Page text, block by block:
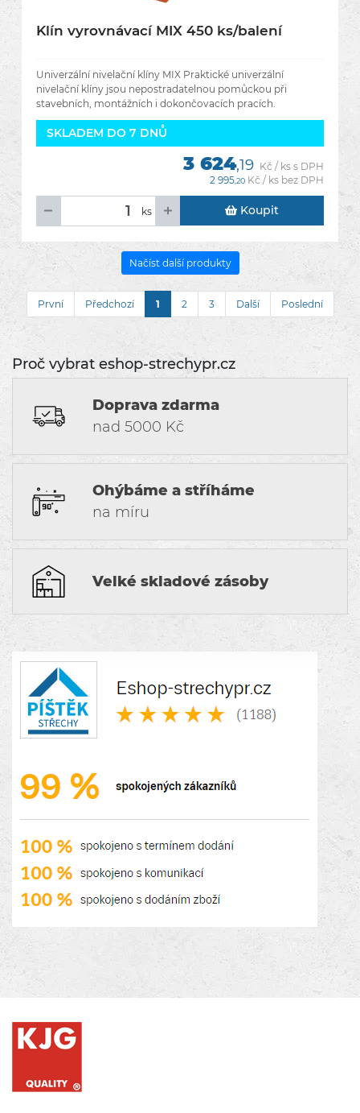
Proč vybrat eshop-strechypr.cz
Doprava zdarma
nad 5000 Kč
Ohýbáme a stříháme
na míru
Velké skladové zásoby
Klín vyrovnávací MIX 450 ks/balení
Univerzální nivelační klíny MIX Praktické univerzální
nivelační klíny jsou nepostradatelnou pomůckou při
stavebních, montážních i dokončovacích pracích.
Umožňují rychlé a
SKLADEM DO 7 DNŮ
3 624,19 Kč / ks s DPH
2 995,20 Kč / ks bez DPH
ks Koupit
Načíst další produkty
První Předchozí 1 2 3 Další Poslední